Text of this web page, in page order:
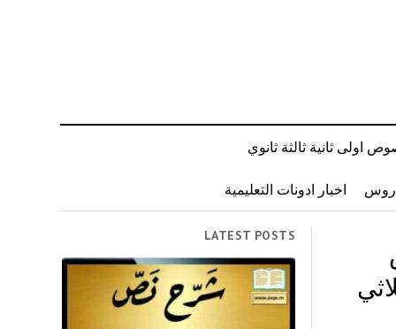
اولى ثانية ثالثة ثانوي
اخبار ادونات التعليمية
الثلاثي
LATEST POSTS